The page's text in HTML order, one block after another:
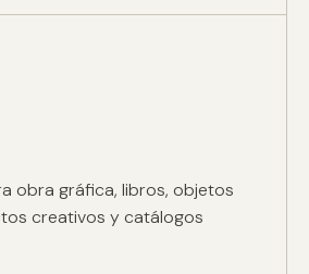
obra gráfica, libros, objetos
creativos y catálogos